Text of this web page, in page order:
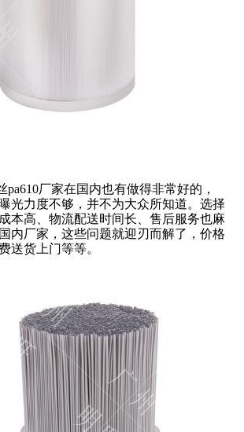
pa610厂家在国内也有做得非常好的，
光力度不够，并不为大众所知道。选择
本高、物流配送时间长、售后服务也麻
内厂家，这些问题就迎刃而解了，价格
送货上门等等。